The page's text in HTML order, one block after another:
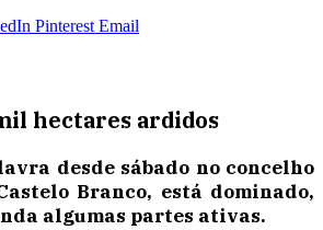
Pinterest Email
hectares ardidos
desde sábado no concelho
Branco, está dominado,
algumas partes ativas.